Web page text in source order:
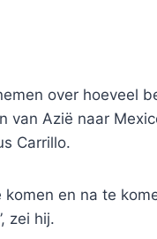
over hoeveel
Azië naar
Carrillo.
komen en na te
zei hij.